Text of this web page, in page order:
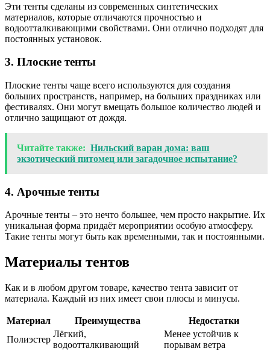
Эти тенты сделаны из современных синтетических
материалов, которые отличаются прочностью и
водоотталкивающими свойствами. Они отлично подходят для
постоянных установок.
3. Плоские тенты
Плоские тенты чаще всего используются для создания
больших пространств, например, на больших праздниках или
фестивалях. Они могут вмещать большое количество людей и
отлично защищают от дождя.
Читайте также: Нильский варан дома: ваш
экзотический питомец или загадочное испытание?
4. Арочные тенты
Арочные тенты – это нечто большее, чем просто накрытие. Их
уникальная форма придаёт мероприятии особую атмосферу.
Такие тенты могут быть как временными, так и постоянными.
Материалы тентов
Как и в любом другом товаре, качество тента зависит от
материала. Каждый из них имеет свои плюсы и минусы.
Материал Преимущества
Недостатки
Полиэстер
Лёгкий,
водоотталкивающий
Менее устойчив к
порывам ветра